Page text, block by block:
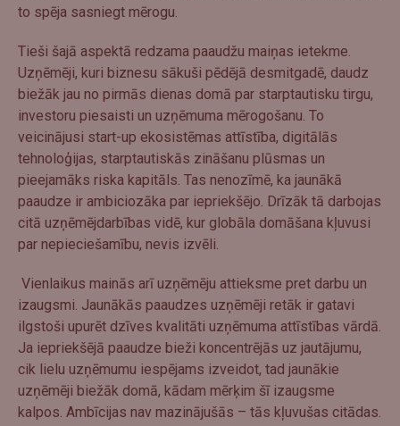
to spēja sasniegt mērogu.
Tieši šajā aspektā redzama paaudžu maiņas ietekme.
Uzņēmēji, kuri biznesu sākuši pēdējā desmitgadē, daudz
biežāk jau no pirmās dienas domā par starptautisku tirgu,
investoru piesaisti un uzņēmuma mērogošanu. To
veicinājusi start-up ekosistēmas attīstība, digitālās
tehnoloģijas, starptautiskās zināšanu plūsmas un
pieejamāks riska kapitāls. Tas nenozīmē, ka jaunākā
paaudze ir ambiciozāka par iepriekšējo. Drīzāk tā darbojas
citā uzņēmējdarbības vidē, kur globāla domāšana kļuvusi
par nepieciešamību, nevis izvēli.
Vienlaikus mainās arī uzņēmēju attieksme pret darbu un
izaugsmi. Jaunākās paaudzes uzņēmēji retāk ir gatavi
ilgstoši upurēt dzīves kvalitāti uzņēmuma attīstības vārdā.
Ja iepriekšējā paaudze bieži koncentrējās uz jautājumu,
cik lielu uzņēmumu iespējams izveidot, tad jaunākie
uzņēmēji biežāk domā, kādam mērķim šī izaugsme
kalpos. Ambīcijas nav mazinājušās – tās kļuvušas citādas.